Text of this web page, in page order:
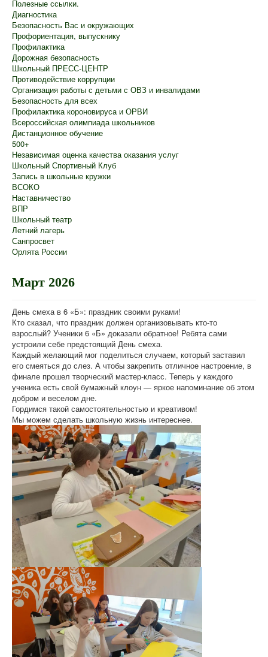
ГИА
Роспотребнадзор информирует
Школьный лагерь
Полезные ссылки.
Диагностика
Безопасность Вас и окружающих
Профориентация, выпускнику
Профилактика
Дорожная безопасность
Школьный ПРЕСС-ЦЕНТР
Противодействие коррупции
Организация работы с детьми с ОВЗ и инвалидами
Безопасность для всех
Профилактика короновируса и ОРВИ
Всероссийская олимпиада школьников
Дистанционное обучение
500+
Независимая оценка качества оказания услуг
Школьный Спортивный Клуб
Запись в школьные кружки
ВСОКО
Наставничество
ВПР
Школьный театр
Летний лагерь
Санпросвет
Орлята России
Март 2026
День смеха в 6 «Б»: праздник своими руками!
Кто сказал, что праздник должен организовывать кто-то
взрослый? Ученики 6 «Б» доказали обратное! Ребята сами
устроили себе предстоящий День смеха.
Каждый желающий мог поделиться случаем, который заставил
его смеяться до слез. А чтобы закрепить отличное настроение, в
финале прошел творческий мастер-класс. Теперь у каждого
ученика есть свой бумажный клоун — яркое напоминание об этом
добром и веселом дне.
Гордимся такой самостоятельностью и креативом!
Мы можем сделать школьную жизнь интереснее.